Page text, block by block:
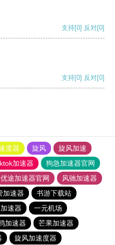
支持[0] 反对[0]
支持[0] 反对[0]
度器 旋风
旋风加速
加速器
狗急加速器官网
优途加速器官网
风驰加速器
加速器
书游下载站
速器
一元机场
加速器
芒果加速器
旋风加速度器